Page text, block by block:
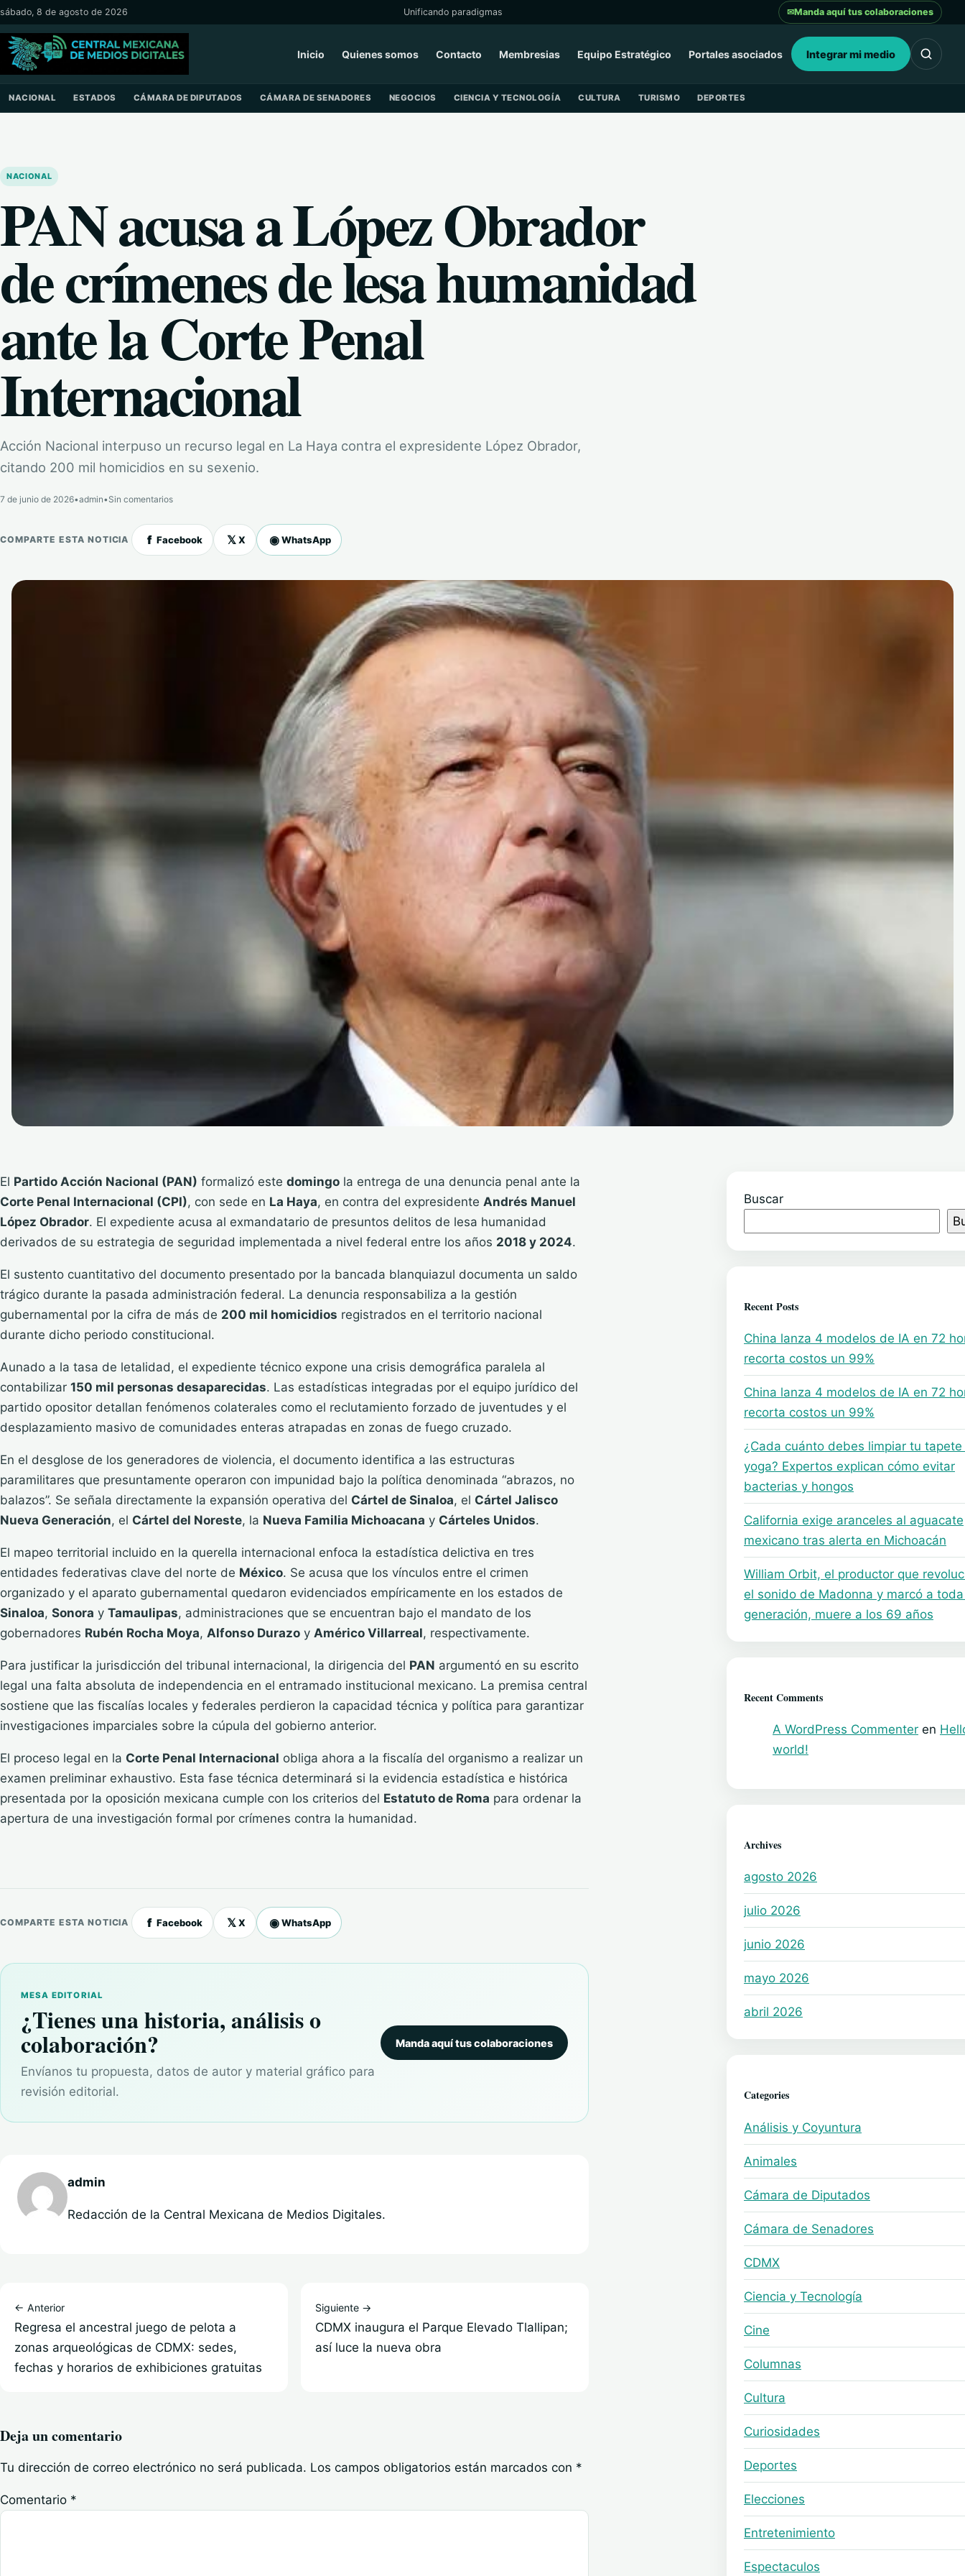
Saltar al contenido
sábado, 8 de agosto de 2026 Unificando paradigmas ✉Manda aquí tus colaboraciones
Inicio Quienes somos Contacto Membresias Equipo Estratégico Portales asociados Integrar mi medio
NACIONAL ESTADOS CÁMARA DE DIPUTADOS CÁMARA DE SENADORES NEGOCIOS CIENCIA Y TECNOLOGÍA CULTURA TURISMO DEPORTES
NACIONAL
PAN acusa a López Obrador
de crímenes de lesa humanidad
ante la Corte Penal
Internacional
Acción Nacional interpuso un recurso legal en La Haya contra el expresidente López Obrador,
citando 200 mil homicidios en su sexenio.
7 de junio de 2026•admin•Sin comentarios
COMPARTE ESTA NOTICIA f Facebook 𝕏 X ◉ WhatsApp
El Partido Acción Nacional (PAN) formalizó este domingo la entrega de una denuncia penal ante la
Corte Penal Internacional (CPI), con sede en La Haya, en contra del expresidente Andrés Manuel
López Obrador. El expediente acusa al exmandatario de presuntos delitos de lesa humanidad
derivados de su estrategia de seguridad implementada a nivel federal entre los años 2018 y 2024.
El sustento cuantitativo del documento presentado por la bancada blanquiazul documenta un saldo
trágico durante la pasada administración federal. La denuncia responsabiliza a la gestión
gubernamental por la cifra de más de 200 mil homicidios registrados en el territorio nacional
durante dicho periodo constitucional.
Aunado a la tasa de letalidad, el expediente técnico expone una crisis demográfica paralela al
contabilizar 150 mil personas desaparecidas. Las estadísticas integradas por el equipo jurídico del
partido opositor detallan fenómenos colaterales como el reclutamiento forzado de juventudes y el
desplazamiento masivo de comunidades enteras atrapadas en zonas de fuego cruzado.
En el desglose de los generadores de violencia, el documento identifica a las estructuras
paramilitares que presuntamente operaron con impunidad bajo la política denominada “abrazos, no
balazos”. Se señala directamente la expansión operativa del Cártel de Sinaloa, el Cártel Jalisco
Nueva Generación, el Cártel del Noreste, la Nueva Familia Michoacana y Cárteles Unidos.
El mapeo territorial incluido en la querella internacional enfoca la estadística delictiva en tres
entidades federativas clave del norte de México. Se acusa que los vínculos entre el crimen
organizado y el aparato gubernamental quedaron evidenciados empíricamente en los estados de
Sinaloa, Sonora y Tamaulipas, administraciones que se encuentran bajo el mandato de los
gobernadores Rubén Rocha Moya, Alfonso Durazo y Américo Villarreal, respectivamente.
Para justificar la jurisdicción del tribunal internacional, la dirigencia del PAN argumentó en su escrito
legal una falta absoluta de independencia en el entramado institucional mexicano. La premisa central
sostiene que las fiscalías locales y federales perdieron la capacidad técnica y política para garantizar
investigaciones imparciales sobre la cúpula del gobierno anterior.
El proceso legal en la Corte Penal Internacional obliga ahora a la fiscalía del organismo a realizar un
examen preliminar exhaustivo. Esta fase técnica determinará si la evidencia estadística e histórica
presentada por la oposición mexicana cumple con los criterios del Estatuto de Roma para ordenar la
apertura de una investigación formal por crímenes contra la humanidad.
COMPARTE ESTA NOTICIA f Facebook 𝕏 X ◉ WhatsApp
MESA EDITORIAL
¿Tienes una historia, análisis o
colaboración?
Envíanos tu propuesta, datos de autor y material gráfico para
revisión editorial.
Manda aquí tus colaboraciones
admin
Redacción de la Central Mexicana de Medios Digitales.
← Anterior
Regresa el ancestral juego de pelota a
zonas arqueológicas de CDMX: sedes,
fechas y horarios de exhibiciones gratuitas
Siguiente →
CDMX inaugura el Parque Elevado Tlallipan;
así luce la nueva obra
Deja un comentario
Tu dirección de correo electrónico no será publicada. Los campos obligatorios están marcados con *
Comentario *
Buscar
Recent Posts
China lanza 4 modelos de IA en 72
recorta costos un 99%
China lanza 4 modelos de IA en 72
recorta costos un 99%
¿Cada cuánto debes limpiar tu
yoga? Expertos explican cómo evitar
bacterias y hongos
California exige aranceles al aguacate
mexicano tras alerta en Michoacán
William Orbit, el productor que
el sonido de Madonna y marcó a
generación, muere a los 69 años
Recent Comments
A WordPress Commenter en
world!
Archives
agosto 2026
julio 2026
junio 2026
mayo 2026
abril 2026
Categories
Análisis y Coyuntura
Animales
Cámara de Diputados
Cámara de Senadores
CDMX
Ciencia y Tecnología
Cine
Columnas
Cultura
Curiosidades
Deportes
Elecciones
Entretenimiento
Espectaculos